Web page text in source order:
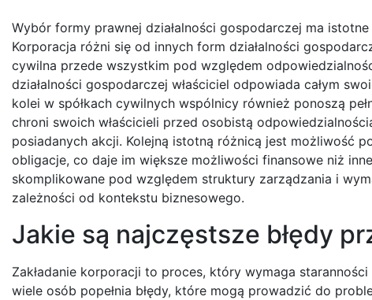
Wybór formy prawnej działalności gospodarczej ma
Korporacja różni się od innych form działalności
cywilna przede wszystkim pod względem
działalności gospodarczej właściciel odpowiada całym
kolei w spółkach cywilnych wspólnicy również ponoszą
chroni swoich właścicieli przed osobistą
posiadanych akcji. Kolejną istotną różnicą jest możliwość
obligacje, co daje im większe możliwości finansowe niż
skomplikowane pod względem struktury zarządzania i
zależności od kontekstu biznesowego.
Jakie są najczęstsze błędy
Zakładanie korporacji to proces, który wymaga
wiele osób popełnia błędy, które mogą prowadzić do